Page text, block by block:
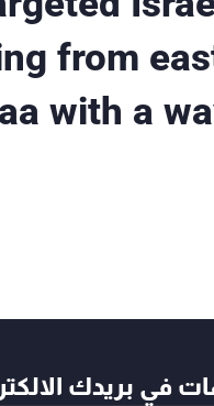
from
with a
في بريدك